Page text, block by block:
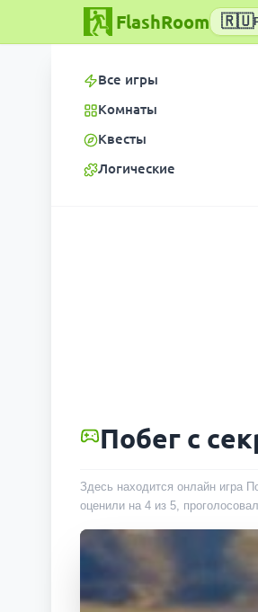
FlashRoom 🇷🇺
Все игры
Комнаты
Квесты
Логические
Побег с
Здесь находится онлайн игра
оценили на 4 из 5,